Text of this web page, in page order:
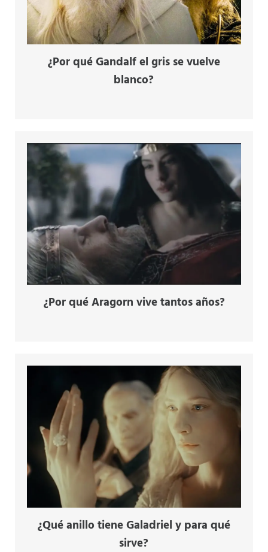
¿Por qué Gandalf el gris se vuelve
blanco?
¿Por qué Aragorn vive tantos años?
¿Qué anillo tiene Galadriel y para qué
sirve?